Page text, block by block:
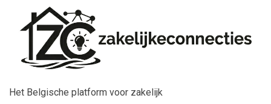
Het Belgische platform voor zakelijk